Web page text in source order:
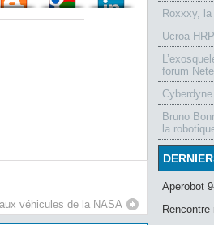
véhicules de la NASA
Roxxxy,
Ucroa
forum
Bruno
la
Aperobot
Rencontre